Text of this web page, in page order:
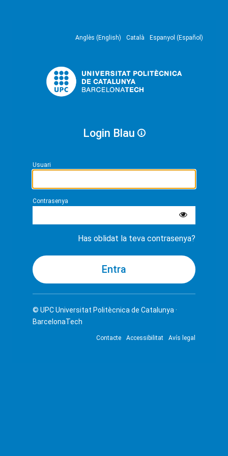
Anglès (English) Català Espanyol (Español)
Login Blau
Usuari
Contrasenya
Has oblidat la teva contrasenya?
© UPCUniversitat Politècnica de Catalunya ·
BarcelonaTech
Contacte Accessibilitat Avís legal